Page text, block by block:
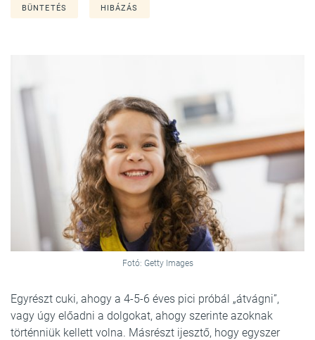
BÜNTETÉS HIBÁZÁS
Fotó: Getty Images
Egyrészt cuki, ahogy a 4-5-6 éves pici próbál „átvágni”,
vagy úgy előadni a dolgokat, ahogy szerinte azoknak
történniük kellett volna. Másrészt ijesztő, hogy egyszer